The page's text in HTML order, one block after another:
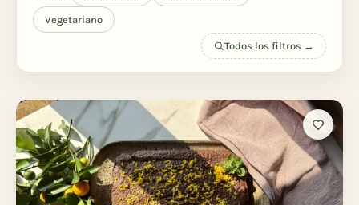
Vegetariano
Todos los filtros →